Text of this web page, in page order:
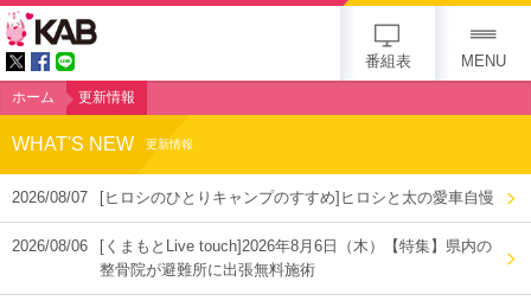
番組表 MENU
ホーム 更新情報
WHAT'S NEW 更新情報
2026/08/07 [ヒロシのひとりキャンプのすすめ]ヒロシと太の愛車自慢
2026/08/06
[くまもとLive touch]2026年8月6日（木）【特集】県内の
整骨院が避難所に出張無料施術